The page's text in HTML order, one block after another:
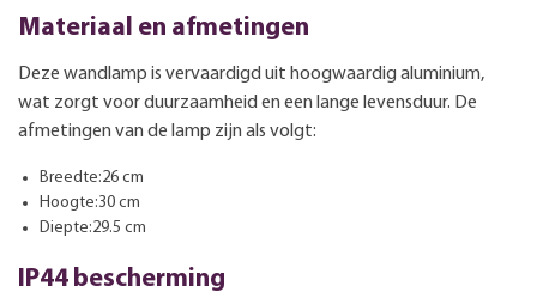
Materiaal en afmetingen
Deze wandlamp is vervaardigd uit hoogwaardig aluminium,
wat zorgt voor duurzaamheid en een lange levensduur. De
afmetingen van de lamp zijn als volgt:
Breedte:26 cm
Hoogte:30 cm
Diepte:29.5 cm
IP44 bescherming